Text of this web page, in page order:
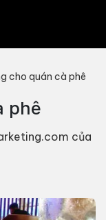
cho quán cà phê
phê
của